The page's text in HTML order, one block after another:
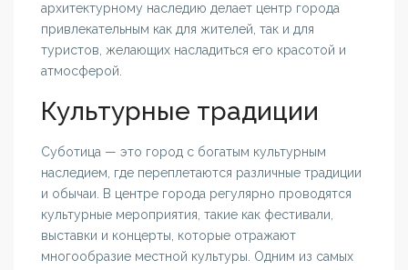
архитектурному наследию делает центр города
привлекательным как для жителей, так и для
туристов, желающих насладиться его красотой и
атмосферой.
Культурные традиции
Суботица — это город с богатым культурным
наследием, где переплетаются различные традиции
и обычаи. В центре города регулярно проводятся
культурные мероприятия, такие как фестивали,
выставки и концерты, которые отражают
многообразие местной культуры. Одним из самых